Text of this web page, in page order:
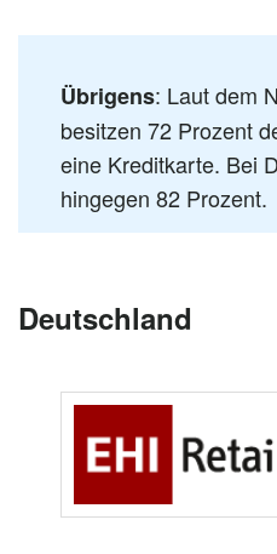
Übrigens: Laut dem
besitzen 72 Prozent
eine Kreditkarte. Bei
hingegen 82 Prozent.
Deutschland